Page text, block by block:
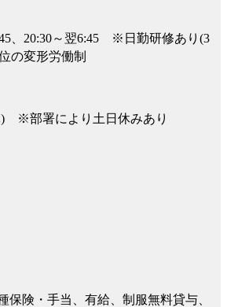
、20:30～翌6:45 ※日勤研修あり(3
の変形労働制
) ※部署により土日休みあり
保険・手当、有給、制服無料貸与、